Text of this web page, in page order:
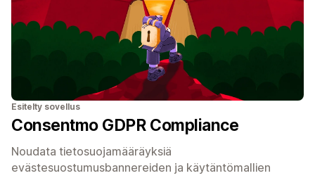
Esitelty sovellus
Consentmo GDPR Compliance
Noudata tietosuojamääräyksiä
evästesuostumusbannereiden ja käytäntömallien